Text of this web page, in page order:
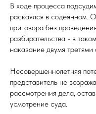
В ходе процесса
раскаялся в содеянном.
приговора без
разбирательства - в
наказание двумя
Несовершеннолетняя
представитель не
рассмотрения дела,
усмотрение суда.